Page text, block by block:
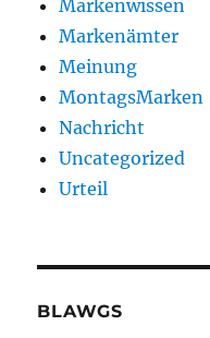
Markenwissen
Markenämter
Meinung
MontagsMarken
Nachricht
Uncategorized
Urteil
BLAWGS